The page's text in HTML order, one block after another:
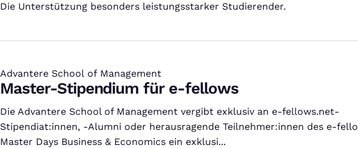
Die Unterstützung besonders leistungsstarker Studierender.
Advantere School of Management
:
Master-Stipendium für e-fellows
Die Advantere School of Management vergibt exklusiv an e-fellows.net-
Stipendiat:innen, -Alumni oder herausragende Teilnehmer:innen des e-
Master Days Business & Economics ein exklusi...